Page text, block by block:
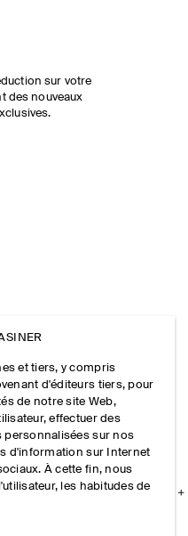
sur votre
des nouveaux
et tiers, y compris
d'éditeurs tiers, pour
de notre site Web,
effectuer des
personnalisées sur nos
d'information sur Internet
À cette fin, nous
les habitudes de